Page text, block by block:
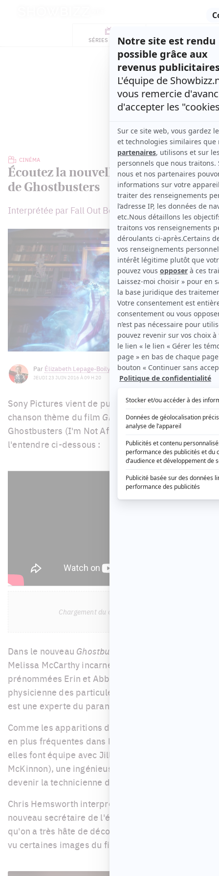
SÉRIES ET TÉLÉ CONCOURS
CINÉMA
Écoutez la nouvelle chanson thème
de Ghostbusters
Interprétée par Fall Out Boy et Missy Elliott.
Par Élizabeth Lepage-Boily
JEUDI 23 JUIN 2016 À 09 H 20
Sony Pictures vient de publier la nouvelle
chanson thème du film Ghostbusters, intitulée «
Ghostbusters (I'm Not Afraid) ». Vous pouvez
l'entendre ci-dessous :
Chargement du contenu social...
Dans le nouveau Ghostbusters
Melissa McCarthy incarnent deux scientifiques,
prénommées Erin et Abby. La première est une
physicienne des particules alors que la seconde
est une experte du paranormal.
Comme les apparitions de fantômes sont de plus
en plus fréquentes dans la ville de New York,
elles font équipe avec Jillian Holtzmann (Kate
McKinnon), une ingénieuse nucléaire, qui finit par
devenir la technicienne de l'équipe.
Chris Hemsworth interprète de son côté le
nouveau secrétaire de l'équipe, un personnage
qu'on a très hâte de découvrir, surtout après avoir
vu certaines images du film (ci-dessous).